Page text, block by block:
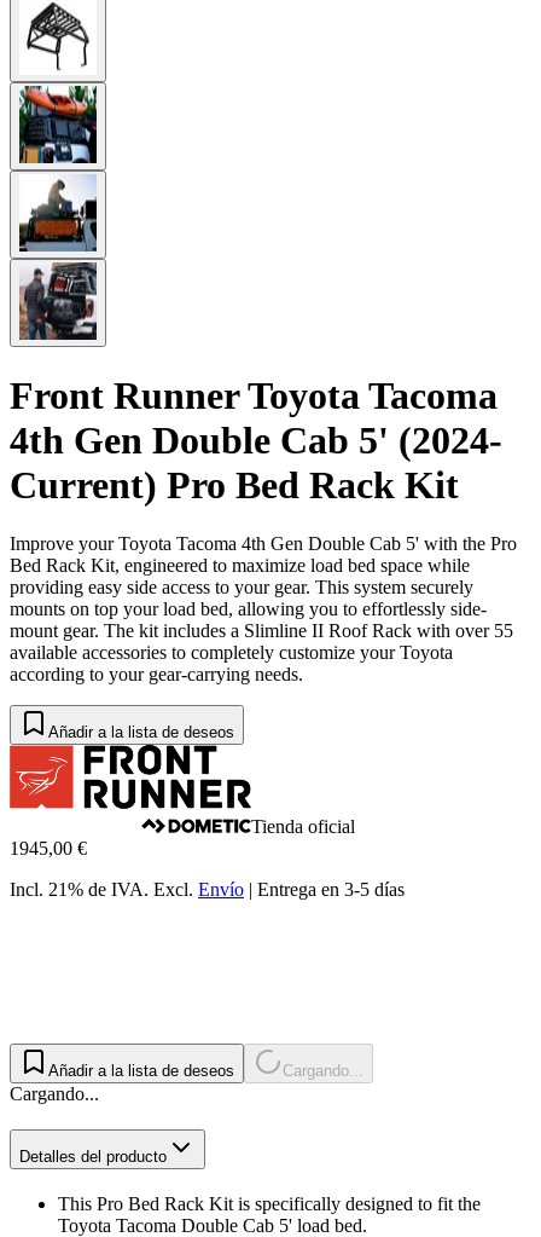
Front Runner Toyota Tacoma
4th Gen Double Cab 5' (2024-
Current) Pro Bed Rack Kit
Improve your Toyota Tacoma 4th Gen Double Cab 5' with the Pro
Bed Rack Kit, engineered to maximize load bed space while
providing easy side access to your gear. This system securely
mounts on top your load bed, allowing you to effortlessly side-
mount gear. The kit includes a Slimline II Roof Rack with over 55
available accessories to completely customize your Toyota
according to your gear-carrying needs.
Añadir a la lista de deseos
Tienda oficial
1945,00 €
Incl. 21% de IVA. Excl. Envío | Entrega en 3-5 días
Añadir a la lista de deseos Cargando...
Cargando...
Detalles del producto
This Pro Bed Rack Kit is specifically designed to fit the
Toyota Tacoma Double Cab 5' load bed.